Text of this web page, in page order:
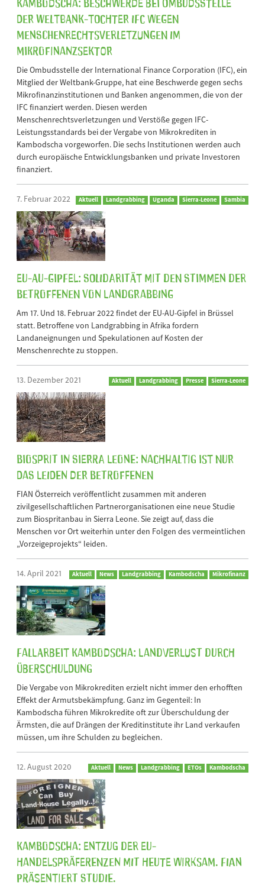
der Weltbank-Tochter IFC wegen
Menschenrechtsverletzungen im
Mikrofinanzsektor
Die Ombudsstelle der International Finance Corporation (IFC), ein
Mitglied der Weltbank-Gruppe, hat eine Beschwerde gegen sechs
Mikrofinanzinstitutionen und Banken angenommen, die von der
IFC finanziert werden. Diesen werden
Menschenrechtsverletzungen und Verstöße gegen IFC-
Leistungsstandards bei der Vergabe von Mikrokrediten in
Kambodscha vorgeworfen. Die sechs Institutionen werden auch
durch europäische Entwicklungsbanken und private Investoren
finanziert.
7. Februar 2022 Aktuell Landgrabbing Uganda Sierra-Leone Sambia
EU-AU-Gipfel: Solidarität mit den Stimmen der
Betroffenen von Landgrabbing
Am 17. Und 18. Februar 2022 findet der EU-AU-Gipfel in Brüssel
statt. Betroffene von Landgrabbing in Afrika fordern
Landaneignungen und Spekulationen auf Kosten der
Menschenrechte zu stoppen.
13. Dezember 2021 Aktuell Landgrabbing Presse Sierra-Leone
Biosprit in Sierra Leone: Nachhaltig ist nur
das Leiden der Betroffenen
FIAN Österreich veröffentlicht zusammen mit anderen
zivilgesellschaftlichen Partnerorganisationen eine neue Studie
zum Biospritanbau in Sierra Leone. Sie zeigt auf, dass die
Menschen vor Ort weiterhin unter den Folgen des vermeintlichen
„Vorzeigeprojekts“ leiden.
14. April 2021 Aktuell News Landgrabbing Kambodscha Mikrofinanz
Fallarbeit Kambodscha: Landverlust durch
Überschuldung
Die Vergabe von Mikrokrediten erzielt nicht immer den erhofften
Effekt der Armutsbekämpfung. Ganz im Gegenteil: In
Kambodscha führen Mikrokredite oft zur Überschuldung der
Ärmsten, die auf Drängen der Kreditinstitute ihr Land verkaufen
müssen, um ihre Schulden zu begleichen.
12. August 2020 Aktuell News Landgrabbing ETOs Kambodscha
Kambodscha: Entzug der EU-
Handelspräferenzen mit heute wirksam. FIAN
präsentiert Studie.